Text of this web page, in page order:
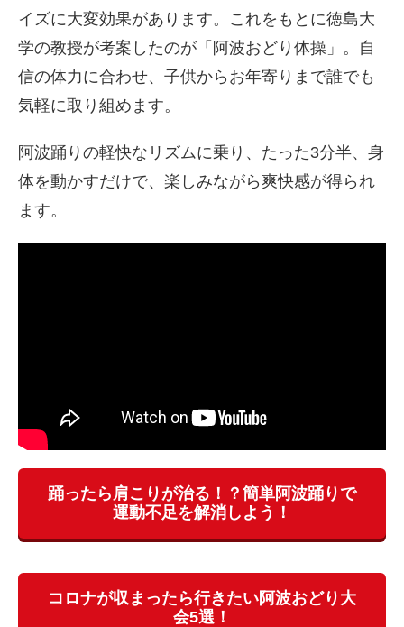
イズに大変効果があります。これをもとに徳島大
学の教授が考案したのが「阿波おどり体操」。自
信の体力に合わせ、子供からお年寄りまで誰でも
気軽に取り組めます。
阿波踊りの軽快なリズムに乗り、たった3分半、身
体を動かすだけで、楽しみながら爽快感が得られ
ます。
踊ったら肩こりが治る！？簡単阿波踊りで
運動不足を解消しよう！
コロナが収まったら行きたい阿波おどり大
会5選！